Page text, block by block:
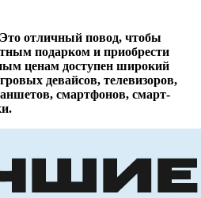
отличный повод, чтобы
подарком и приобрести
ценам доступен широкий
девайсов, телевизоров,
смартфонов, смарт-